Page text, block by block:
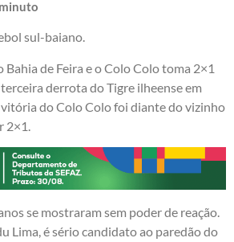
minuto
sul-baiano.
de Feira e o Colo Colo toma 2×1
derrota do Tigre ilheense em
do Colo Colo foi diante do vizinho
2×1.
se mostraram sem poder de reação.
Lima, é sério candidato ao paredão do